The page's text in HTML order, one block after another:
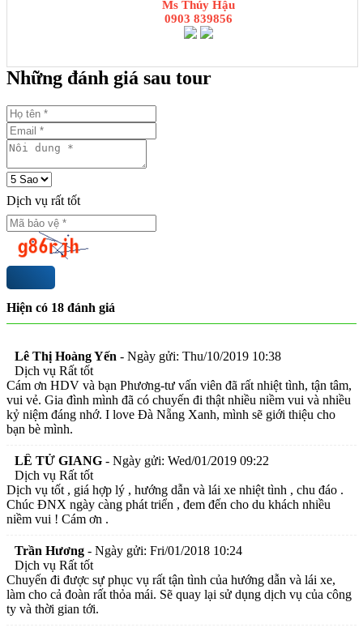
Ms Thúy Hậu
0903 839856
Những đánh giá sau tour
Dịch vụ rất tốt
Hiện có 18 đánh giá
Lê Thị Hoàng Yến - Ngày gửi: Thu/10/2019 10:38
Dịch vụ Rất tốt
Cám ơn HDV và bạn Phương-tư vấn viên đã rất nhiệt tình, tận tâm,
vui vẻ. Gia đình mình đã có chuyến đi thật nhiều niềm vui và nhiều
kỷ niệm đáng nhớ. I love Đà Nẵng Xanh, mình sẽ giới thiệu cho
bạn bè mình.
LÊ TỬ GIANG - Ngày gửi: Wed/01/2019 09:22
Dịch vụ Rất tốt
Dịch vụ tốt , giá hợp lý , hướng dẫn và lái xe nhiệt tình , chu đáo .
Chúc ĐNX ngày càng phát triển , đem đến cho du khách nhiều
niềm vui ! Cám ơn .
Trần Hương - Ngày gửi: Fri/01/2018 10:24
Dịch vụ Rất tốt
Chuyến đi được sự phục vụ rất tận tình của hướng dẫn và lái xe,
làm cho cả đoàn rất thỏa mái. Sẽ quay lại sử dụng dịch vụ của công
ty và thời gian tới.